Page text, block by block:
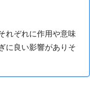
れぞれに作用や意味
に良い影響がありそ